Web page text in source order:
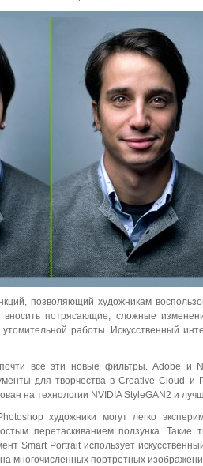
позволяющий художникам
вносить потрясающие, сложные
работы. Искусственный
все эти новые фильтры. Adobe и
для творчества в Creative Cloud и
на технологии NVIDIA StyleGAN2 и
художники могут легко
перетаскиванием ползунка.
Smart Portrait использует
многочисленных портретных